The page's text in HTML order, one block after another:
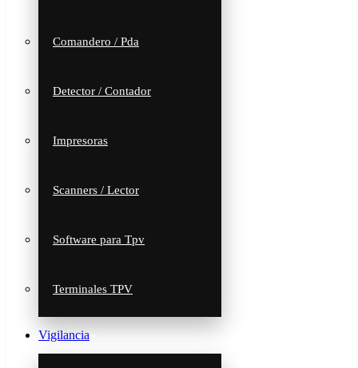
Comandero / Pda
Detector / Contador
Impresoras
Scanners / Lector
Software para Tpv
Terminales TPV
Vigilancia